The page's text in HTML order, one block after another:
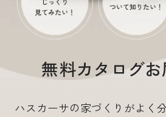
無料カタログお
ハスカーサの家づくりがよく